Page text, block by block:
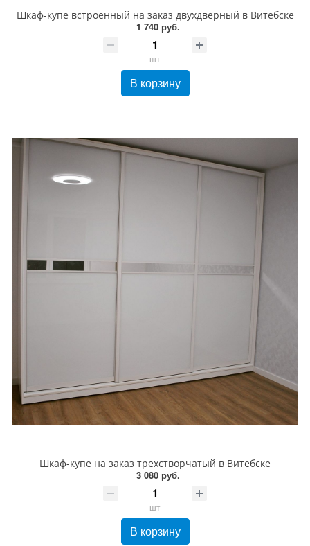
Шкаф-купе встроенный на заказ двухдверный в Витебске
1 740 руб.
шт
В корзину
Шкаф-купе на заказ трехстворчатый в Витебске
3 080 руб.
шт
В корзину